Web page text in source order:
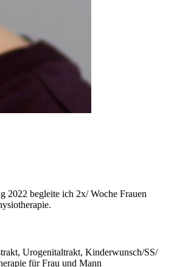
2022 begleite ich 2x/ Woche Frauen
Urogenitaltrakt, Kinderwunsch/SS/
für Frau und Mann